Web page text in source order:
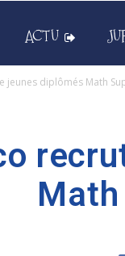
ACTU
jeunes diplômés Math
Math